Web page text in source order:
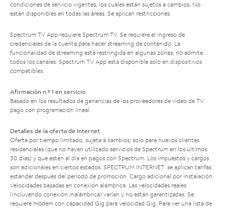
condiciones de servicio vigentes, los cuales están sujetos a cambios. No
están disponibles en todas las áreas. Se aplican restricciones.
Spectrum TV App requiere Spectrum TV. Se requiere el ingreso de
credenciales de la cuenta para hacer streaming de contenido. La
funcionalidad de streaming está restringida en algunas zonas; no admite
todos los canales. Spectrum TV App está disponible solo en dispositivos
compatibles.
Afirmación n.º 1 en servicio
Basado en los resultados de ganancias de los proveedores de video de TV
pago con programación lineal.
Detalles de la oferta de Internet
Oferta por tiempo limitado; sujeta a cambios; solo para nuevos clientes
residenciales (que no hayan utilizado servicios de Spectrum en los últimos
30 días) y que estén al día en pagos con Spectrum. Los impuestos y cargos
son adicionales en ciertos estados. SPECTRUM INTERNET: se aplican tarifas
estándar después del período de promoción. Cargo adicional por instalación.
Velocidades basadas en conexión alámbrica. Las velocidades reales
(incluyendo conexión inalámbrica) varían y no están garantizadas. Se
requiere módem con capacidad Gig para velocidad Gig. Para ver una lista de